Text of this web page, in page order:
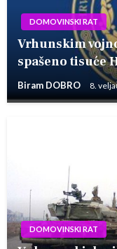
DOMOVINSKI RAT
Vrhunskim
spašeno tisuće
Biram DOBRO 8.
DOMOVINSKI RAT